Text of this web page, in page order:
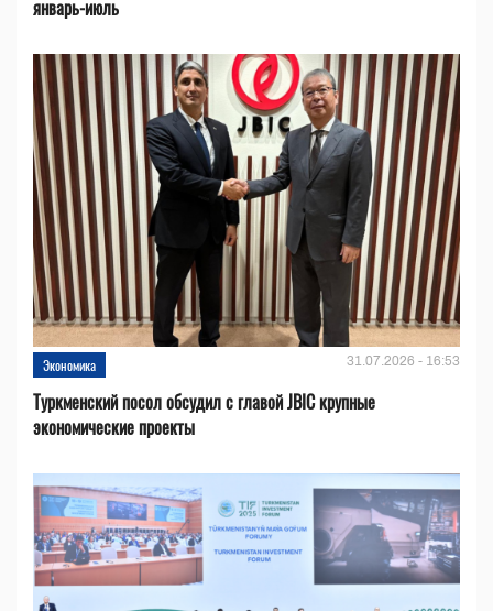
январь-июль
Экономика 31.07.2026 - 16:53
Туркменский посол обсудил с главой JBIC крупные
экономические проекты